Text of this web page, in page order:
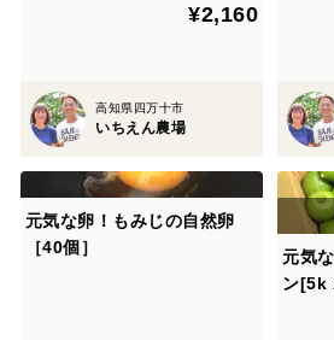
¥2,160
高知県四万十市
いちえん農場
元気な卵！もみじの自然卵
［40個］
元気
ン[5k